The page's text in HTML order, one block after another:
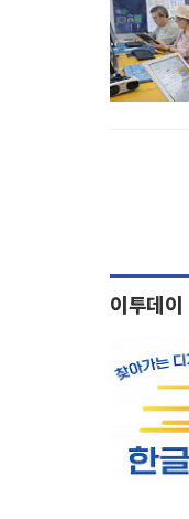
이투데이